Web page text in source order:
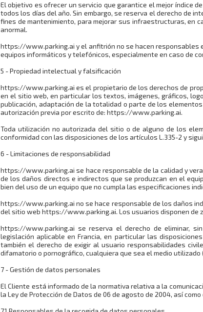
El objetivo es ofrecer un servicio que garantice el mejor índice
todos los días del año. Sin embargo, se reserva el derecho de
fines de mantenimiento, para mejorar sus infraestructuras, en
anormal.
https://www.parking.ai y el anfitrión no se hacen responsables
equipos informáticos y telefónicos, especialmente en caso de
5 - Propiedad intelectual y falsificación
https://www.parking.ai es el propietario de los derechos de
en el sitio web, en particular los textos, imágenes, gráficos,
publicación, adaptación de la totalidad o parte de los
autorización previa por escrito de: https://www.parking.ai.
Toda utilización no autorizada del sitio o de alguno de los
conformidad con las disposiciones de los artículos L.335-2 y
6 - Limitaciones de responsabilidad
https://www.parking.ai se hace responsable de la calidad y
de los daños directos e indirectos que se produzcan en el
bien del uso de un equipo que no cumpla las especificaciones
https://www.parking.ai no se hace responsable de los daños
del sitio web https://www.parking.ai. Los usuarios disponen de
https://www.parking.ai se reserva el derecho de eliminar,
legislación aplicable en Francia, en particular las
también el derecho de exigir al usuario responsabilidades
difamatorio o pornográfico, cualquiera que sea el medio
7 - Gestión de datos personales
El Cliente está informado de la normativa relativa a la
la Ley de Protección de Datos de 06 de agosto de 2004, así